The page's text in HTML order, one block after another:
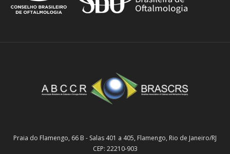
Praia do Flamengo, 66 B - Salas 401 a 405, Flamengo, Rio de Janeiro/RJ
CEP: 22210-903